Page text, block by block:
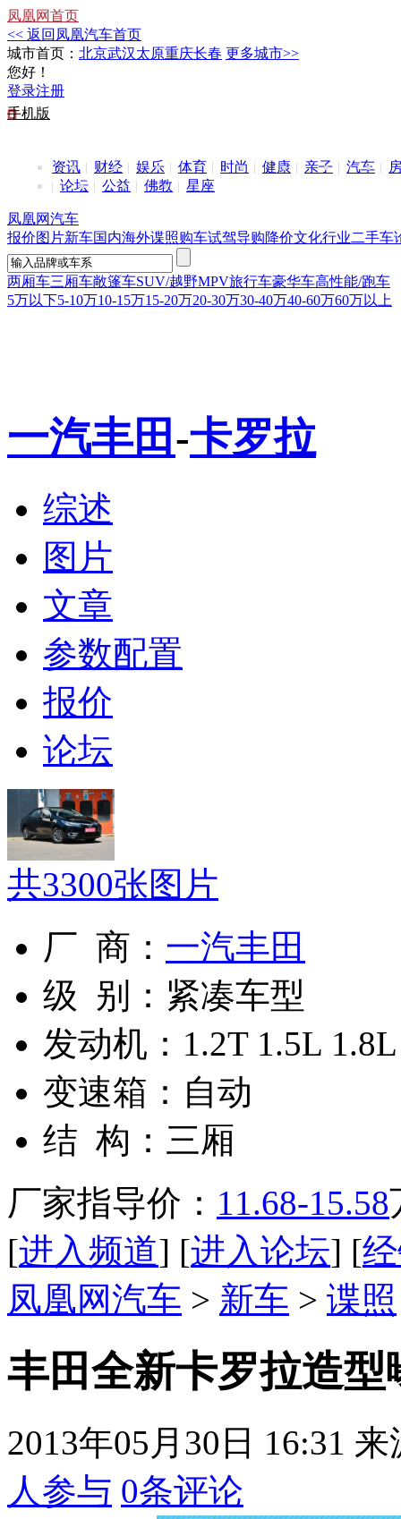
凤凰网首页
<< 返回凤凰汽车首页
城市首页： 北京武汉太原重庆长春 更多城市>>
您好！
登录注册
手机版
资讯 财经 娱乐 体育 时尚 健康 亲子 汽车
论坛
公益 佛教 星座
凤凰网汽车
报价图片新车国内海外谍照购车试驾导购降价文化行业二手车
两厢车三厢车敞篷车SUV/越野MPV旅行车豪华车高性能/跑车
5万以下5-10万10-15万15-20万20-30万30-40万40-60万60万以上
一汽丰田 -卡罗拉
综述
图片
文章
参数配置
报价
论坛
共3300张图片
厂 商： 一汽丰田
级 别： 紧凑车型
发动机： 1.2T 1.5L 1.8L
变速箱： 自动
结 构： 三厢
厂家指导价： 11.68-15.58
[进入频道] [进入论坛] [
凤凰网汽车 > 新车 > 谍照
丰田全新卡罗拉造型
2013年05月30日 16:31 来
人参与 0条评论